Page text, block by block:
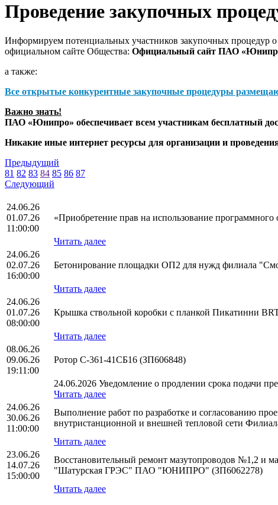
Проведение закупочных
Информируем потенциальных участников закупочных
официальном сайте Общества: Официальный сайт ПАО
а также:
Все открытые конкурентные закупочные процедуры
Важно знать!
ПАО «Юнипро» обеспечивает всем участникам бесплатный
Никакие иные интернет ресурсы для организации и
Предыдущий
81 82 83 84 85 86 87
Следующий
24.06.26
01.07.26
11:00:00
«Приобретение прав на использование
Читать далее
24.06.26
02.07.26
16:00:00
Бетонирование площадки ОП2 для нужд филиала
Читать далее
24.06.26
01.07.26
08:00:00
Крышка ствольной коробки с планкой Пикатинни
Читать далее
08.06.26
09.06.26
19:11:00
Ротор С-361-41СБ16 (ЗП606848)
24.06.2026 Уведомление о продлении срока подачи
Читать далее
24.06.26
30.06.26
11:00:00
Выполнение работ по разработке и согласованию
внутристанционной и внешней тепловой сети
Читать далее
23.06.26
14.07.26
15:00:00
Восстановительный ремонт мазутопроводов №1,2 и
"Шатурская ГРЭС" ПАО "ЮНИПРО" (ЗП6062278)
Читать далее